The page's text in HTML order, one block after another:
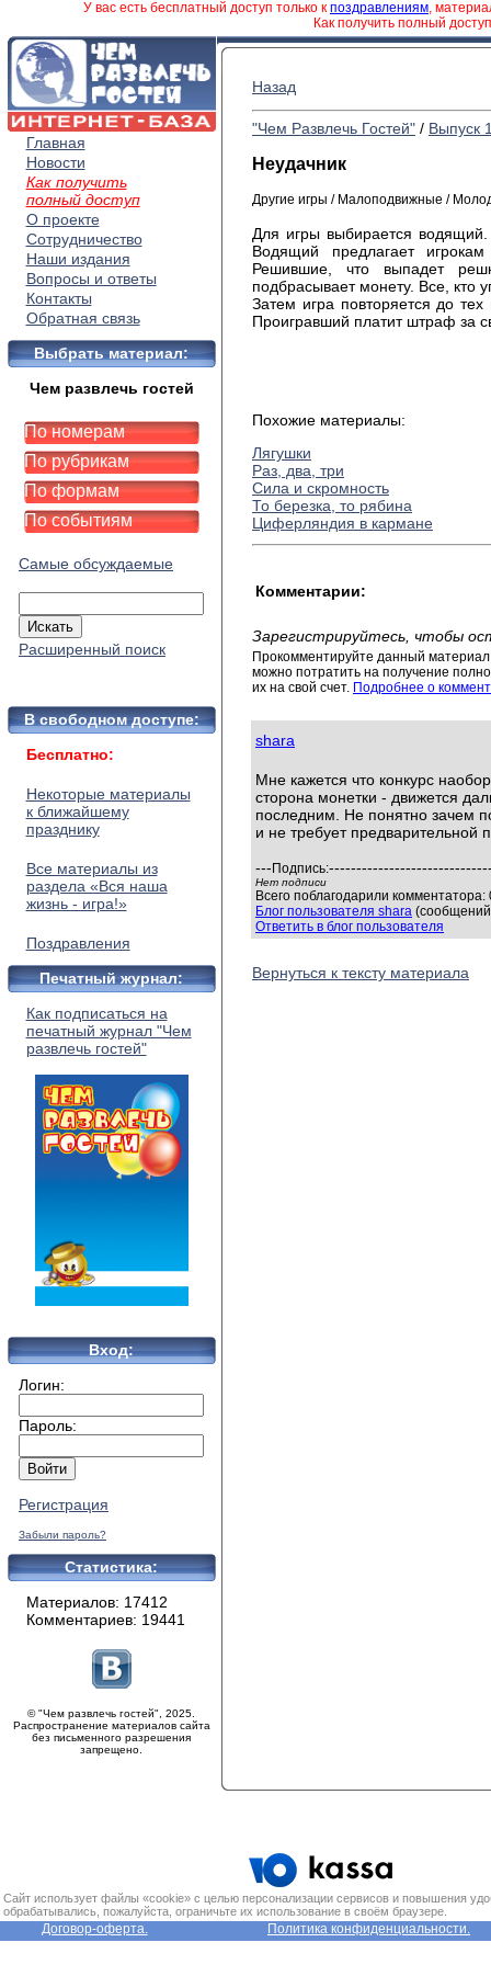
У вас есть бесплатный доступ только к поздравлениям,
Как получить полный
Главная
Новости
Как получить
полный доступ
О проекте
Сотрудничество
Наши издания
Вопросы и ответы
Контакты
Обратная связь
Выбрать материал:
Чем развлечь гостей
По номерам
По рубрикам
По формам
По событиям
Самые обсуждаемые
Расширенный поиск
В свободном доступе:
Бесплатно:
Некоторые материалы
к ближайшему
празднику
Все материалы из
раздела «Вся наша
жизнь - игра!»
Поздравления
Печатный журнал:
Как подписаться на
печатный журнал "Чем
развлечь гостей"
Вход:
Логин:
Пароль:
Регистрация
Забыли пароль?
Статистика:
Материалов: 17412
Комментариев: 19441
© "Чем развлечь гостей", 2025.
Распространение материалов сайта
без письменного разрешения
запрещено.
Назад
"Чем Развлечь Гостей" / Выпуск
Неудачник
Другие игры / Малоподвижные /
Для игры выбирается
Водящий предлагает
Решившие, что выпадет
подбрасывает монету. Все, кто
Затем игра повторяется до
Проигравший платит штраф за
Похожие материалы:
Лягушки
Раз, два, три
Сила и скромность
То березка, то рябина
Циферляндия в кармане
Комментарии:
Зарегистрируйтесь, чтобы
Прокомментируйте данный
можно потратить на получение
их на свой счет. Подробнее о
shara
Мне кажется что конкурс
сторона монетки - движется
последним. Не понятно зачем
и не требует предварительной
--- Подпись:
Нет подписи
Всего поблагодарили
Блог пользователя shara
Ответить в блог пользователя
Вернуться к тексту материала
Сайт использует файлы «cookie» с целью персонализации сервисов и повышения
обрабатывались, пожалуйста, ограничьте их использование в своём браузере.
Договор-оферта. Политика конфиденциальности.